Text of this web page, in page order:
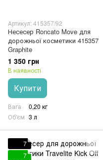
Артикул: 415357/92
Несесер Roncato Move для
дорожньої косметики 415357
Graphite
1 350 грн
В наявності
Купити
Вага
0,20 кг
Об'єм 3 л
7
7